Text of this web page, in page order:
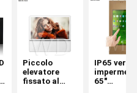
Piccolo
elevatore
fissato al
IP65
65"